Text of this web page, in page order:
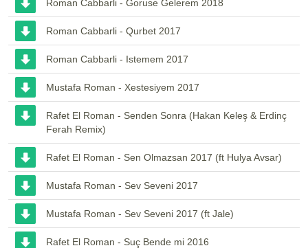
Roman Cabbarli - Goruse Gelerem 2018
Roman Cabbarli - Qurbet 2017
Roman Cabbarli - Istemem 2017
Mustafa Roman - Xestesiyem 2017
Rafet El Roman - Senden Sonra (Hakan Keleş & Erdinç
Ferah Remix)
Rafet El Roman - Sen Olmazsan 2017 (ft Hulya Avsar)
Mustafa Roman - Sev Seveni 2017
Mustafa Roman - Sev Seveni 2017 (ft Jale)
Rafet El Roman - Suç Bende mi 2016